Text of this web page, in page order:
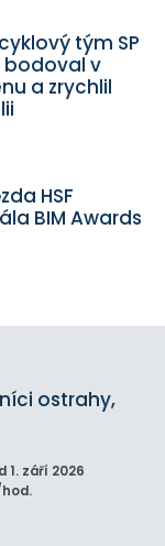
tým SP
v
a zrychlil
HSF
BIM Awards
ostrahy,
1. září 2026
hod.